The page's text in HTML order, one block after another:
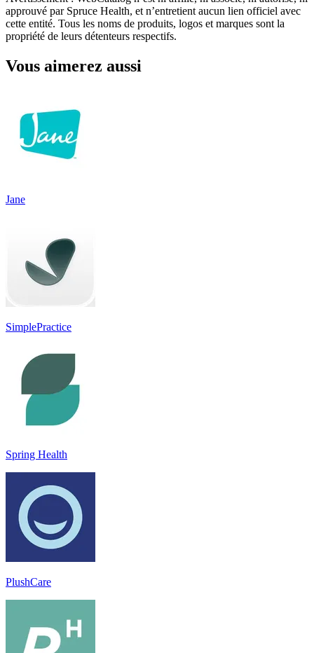
approuvé par Spruce Health, et n’entretient aucun lien officiel avec
cette entité. Tous les noms de produits, logos et marques sont la
propriété de leurs détenteurs respectifs.
Vous aimerez aussi
Jane
SimplePractice
Spring Health
PlushCare